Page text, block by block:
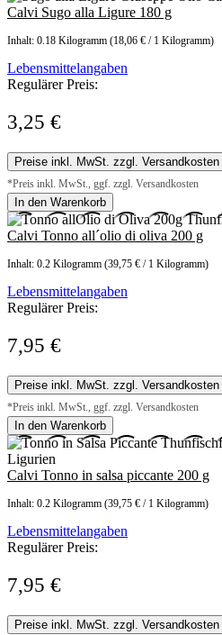
Calvi Sugo alla Ligure 180 g
Inhalt: 0.18 Kilogramm (18,06 € / 1 Kilogramm)
Lebensmittelangaben
Regulärer Preis:
3,25 €
Preise inkl. MwSt. zzgl. Versandkosten
*Preis inkl. MwSt., ggf. zzgl. Versandkosten
In den Warenkorb
Calvi Tonno all´olio di oliva 200 g
Inhalt: 0.2 Kilogramm (39,75 € / 1 Kilogramm)
Lebensmittelangaben
Regulärer Preis:
7,95 €
Preise inkl. MwSt. zzgl. Versandkosten
*Preis inkl. MwSt., ggf. zzgl. Versandkosten
In den Warenkorb
Calvi Tonno in salsa piccante 200 g
Inhalt: 0.2 Kilogramm (39,75 € / 1 Kilogramm)
Lebensmittelangaben
Regulärer Preis:
7,95 €
Preise inkl. MwSt. zzgl. Versandkosten